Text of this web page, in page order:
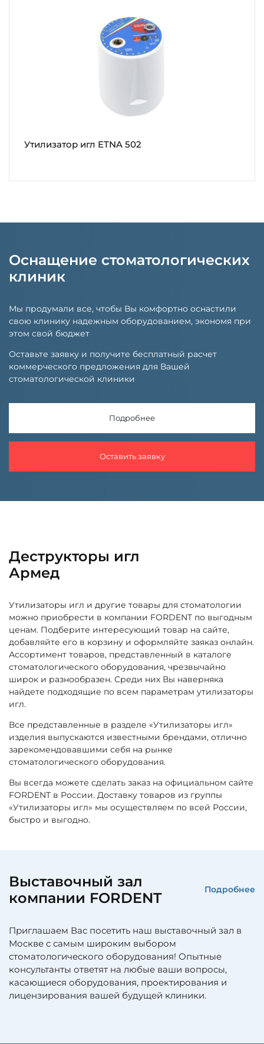
Утилизатор игл ETNA 502
Оснащение стоматологических
клиник
Мы продумали все, чтобы Вы комфортно оснастили
свою клинику надежным оборудованием, экономя при
этом свой бюджет
Оставьте заявку и получите бесплатный расчет
коммерческого предложения для Вашей
стоматологической клиники
Подробнее
Оставить заявку
Деструкторы игл
Армед
Утилизаторы игл и другие товары для стоматологии
можно приобрести в компании FORDENT по выгодным
ценам. Подберите интересующий товар на сайте,
добавляйте его в корзину и оформляйте заяказ онлайн.
Ассортимент товаров, представленный в каталоге
стоматологического оборудования, чрезвычайно
широк и разнообразен. Среди них Вы наверняка
найдете подходящие по всем параметрам утилизаторы
игл.
Все представленные в разделе «Утилизаторы игл»
изделия выпускаются известными брендами, отлично
зарекомендовавшими себя на рынке
стоматологического оборудования.
Вы всегда можете сделать заказ на официальном сайте
FORDENT в России. Доставку товаров из группы
«Утилизаторы игл» мы осуществляем по всей России,
быстро и выгодно.
Выставочный зал
компании FORDENT
Подробнее
Приглашаем Вас посетить наш выставочный зал в
Москве с самым широким выбором
стоматологического оборудования! Опытные
консультанты ответят на любые ваши вопросы,
касающиеся оборудования, проектирования и
лицензирования вашей будущей клиники.